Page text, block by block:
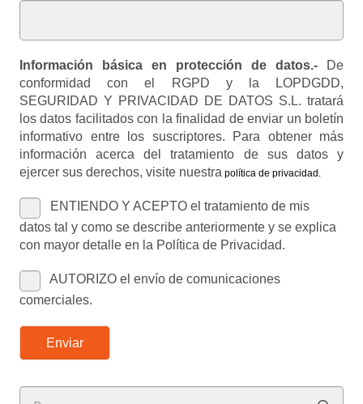
Información básica en protección de datos.- De
conformidad con el RGPD y la LOPDGDD,
SEGURIDAD Y PRIVACIDAD DE DATOS S.L. tratará
los datos facilitados con la finalidad de enviar un boletín
informativo entre los suscriptores. Para obtener más
información acerca del tratamiento de sus datos y
ejercer sus derechos, visite nuestra política de privacidad.
ENTIENDO Y ACEPTO el tratamiento de mis
datos tal y como se describe anteriormente y se explica
con mayor detalle en la Política de Privacidad.
AUTORIZO el envío de comunicaciones
comerciales.
Enviar
Buscar: